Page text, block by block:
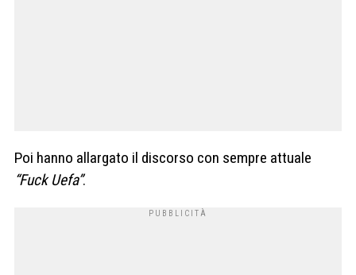
Poi hanno allargato il discorso con sempre attuale
“Fuck Uefa”.